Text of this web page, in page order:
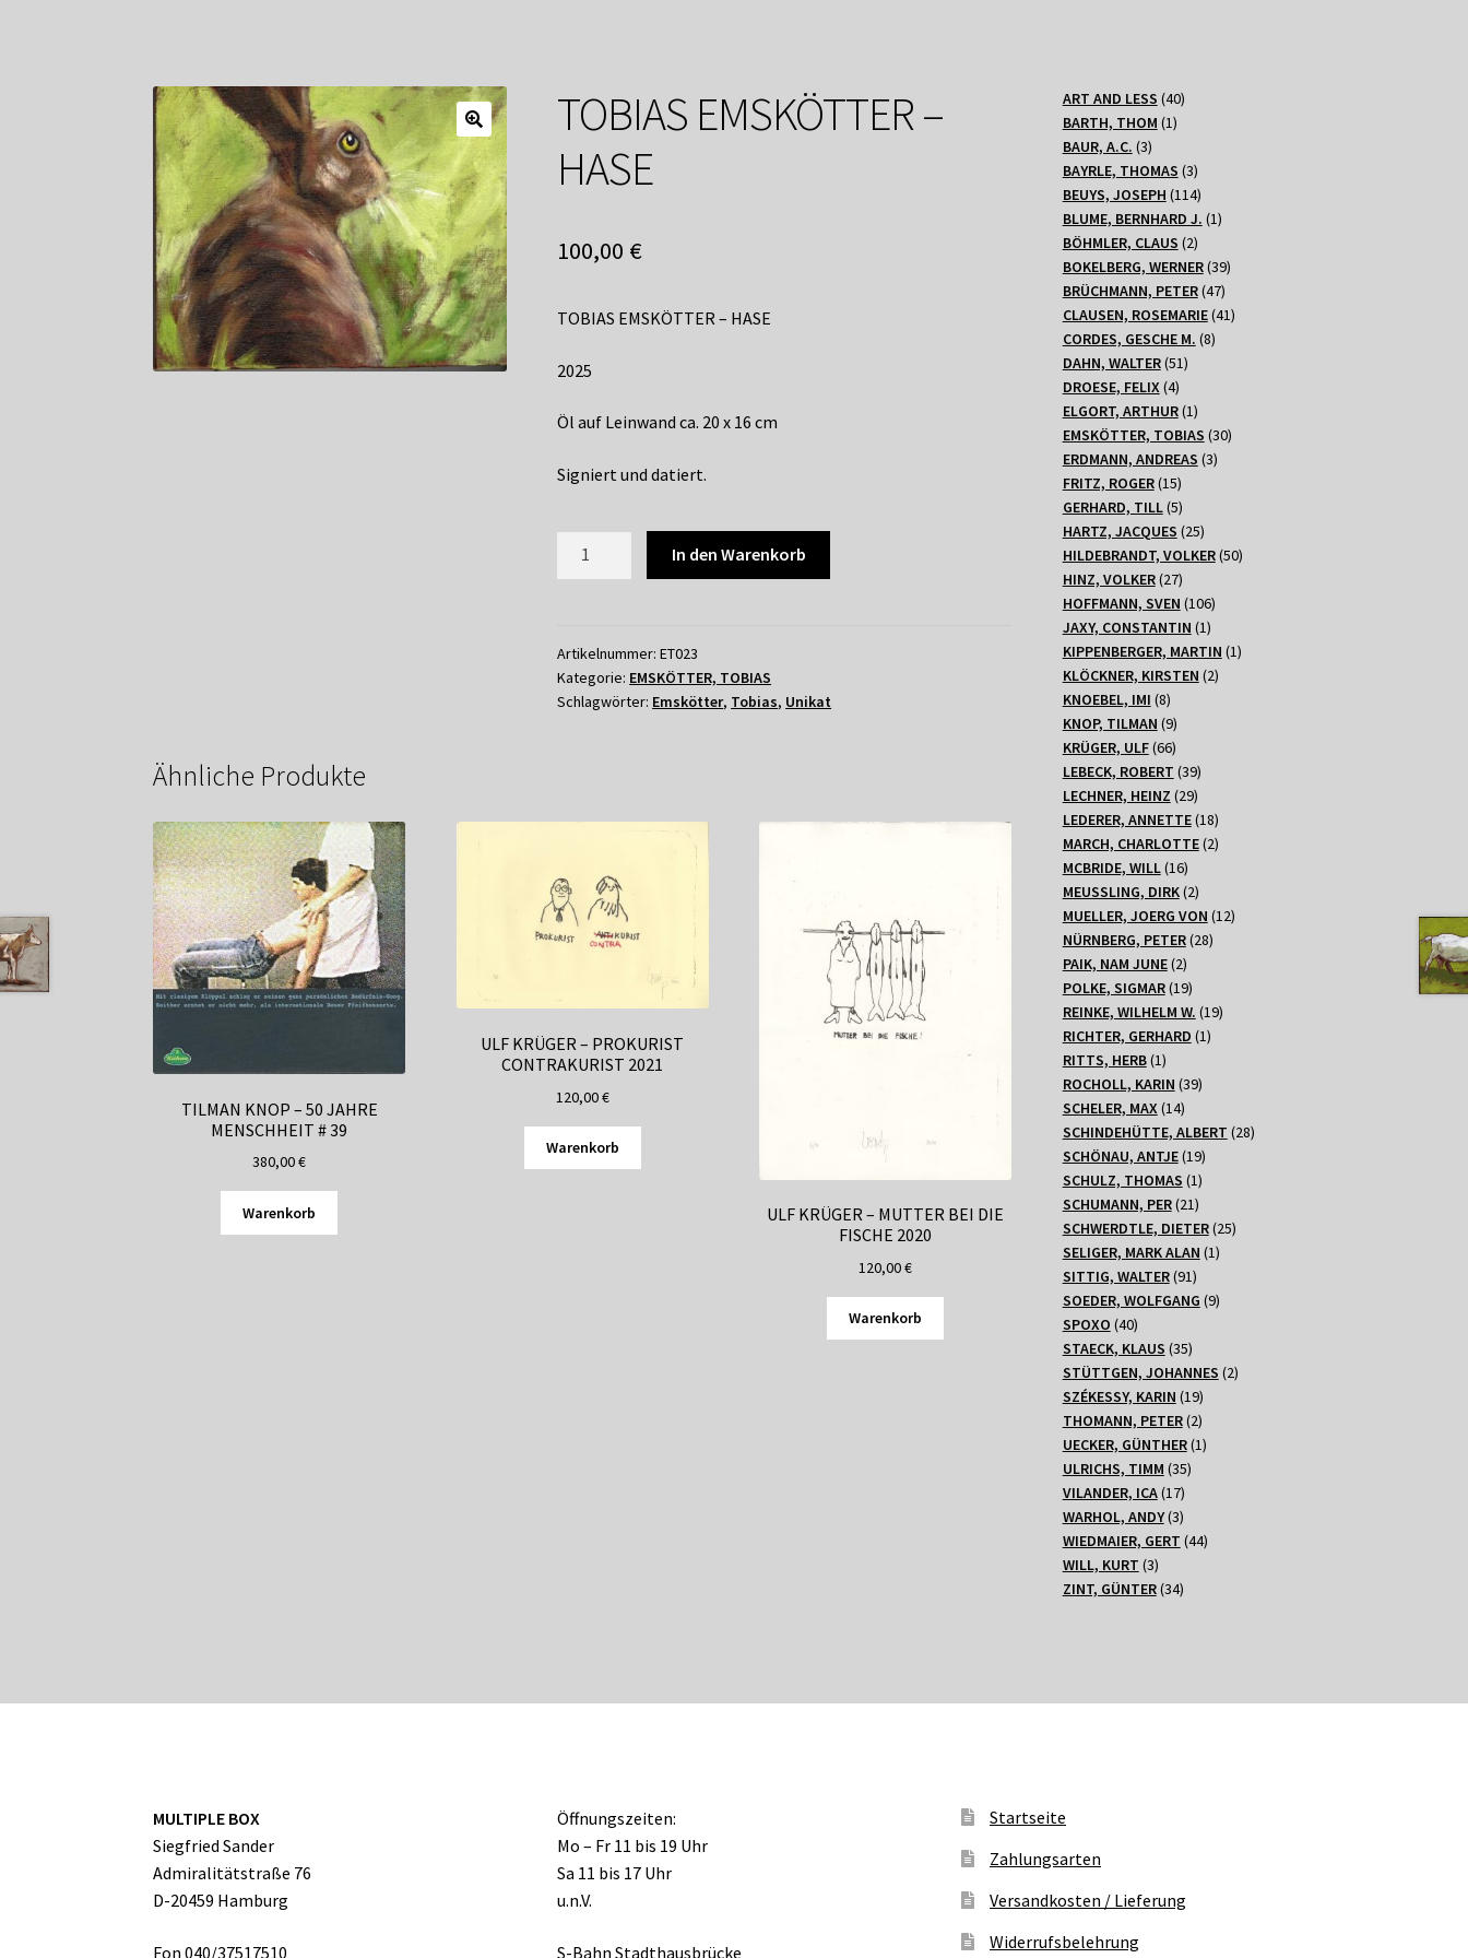
TOBIAS EMSKÖTTER –
HASE
100,00 €
TOBIAS EMSKÖTTER – HASE
2025
Öl auf Leinwand ca. 20 x 16 cm
Signiert und datiert.
Menge
In den Warenkorb
Artikelnummer:ET023
Kategorie: EMSKÖTTER, TOBIAS
Schlagwörter: Emskötter, Tobias, Unikat
Ähnliche Produkte
TILMAN KNOP – 50 JAHRE
MENSCHHEIT # 39
380,00€
Warenkorb
ULF KRÜGER – PROKURIST
CONTRAKURIST 2021
120,00€
Warenkorb
ULF KRÜGER – MUTTER BEI DIE
FISCHE 2020
120,00€
Warenkorb
ART AND LESS 4040
BARTH, THOM 11
BAUR, A.C. 33
Produkte
BAYRLE, THOMAS 33
Produkte
BEUYS, JOSEPH 114114
Produkte
BLUME, BERNHARD J. 11
BÖHMLER, CLAUS 22
Produkte
BOKELBERG, WERNER 3939
BRÜCHMANN, PETER 4747
Produkte
CLAUSEN, ROSEMARIE 4141
CORDES, GESCHE M. 88
DAHN, WALTER 5151
DROESE, FELIX 44
Produkte
ELGORT, ARTHUR 11
Produkt
EMSKÖTTER, TOBIAS 3030
ERDMANN, ANDREAS 33
FRITZ, ROGER 1515
Produkte
GERHARD, TILL 55
Produkte
HARTZ, JACQUES 2525
Produkte
HILDEBRANDT, VOLKER 5050
HINZ, VOLKER 2727
Produkte
HOFFMANN, SVEN 106106
Produkte
JAXY, CONSTANTIN 11
Produkt
KIPPENBERGER, MARTIN 11
KLÖCKNER, KIRSTEN 22
KNOEBEL, IMI 88
Produkte
KNOP, TILMAN 99
Produkte
KRÜGER, ULF 6666
Produkte
LEBECK, ROBERT 3939
Produkte
LECHNER, HEINZ 2929
Produkte
LEDERER, ANNETTE 1818
Produkte
MARCH, CHARLOTTE 22
MCBRIDE, WILL 1616
Produkte
MEUSSLING, DIRK 22
Produkte
MUELLER, JOERG VON 1212
NÜRNBERG, PETER 2828
PAIK, NAM JUNE 22
Produkte
POLKE, SIGMAR 1919
Produkte
REINKE, WILHELM W. 1919
RICHTER, GERHARD 11
RITTS, HERB 11
Produkt
ROCHOLL, KARIN 3939
SCHELER, MAX 1414
Produkte
SCHINDEHÜTTE, ALBERT 2828
SCHÖNAU, ANTJE 1919
Produkte
SCHULZ, THOMAS 11
Produkt
SCHUMANN, PER 2121
Produkte
SCHWERDTLE, DIETER 2525
SELIGER, MARK ALAN 11
SITTIG, WALTER 9191
Produkte
SOEDER, WOLFGANG 99
SPOXO 4040
Produkte
STAECK, KLAUS 3535
Produkte
STÜTTGEN, JOHANNES 22
SZÉKESSY, KARIN 1919
Produkte
THOMANN, PETER 22
Produkte
UECKER, GÜNTHER 11
ULRICHS, TIMM 3535
VILANDER, ICA 1717
Produkte
WARHOL, ANDY 33
Produkte
WIEDMAIER, GERT 4444
WILL, KURT 33
Produkte
ZINT, GÜNTER 3434
MULTIPLE BOX
Siegfried Sander
Admiralitätstraße 76
D-20459 Hamburg
Fon 040/37517510
Öffnungszeiten:
Mo – Fr 11 bis 19 Uhr
Sa 11 bis 17 Uhr
u.n.V.
S-Bahn Stadthausbrücke
Startseite
Zahlungsarten
Versandkosten / Lieferung
Widerrufsbelehrung